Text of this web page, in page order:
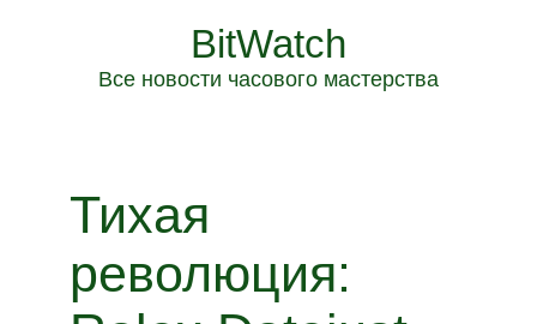
BitWatch
Все новости часового мастерства
Тихая
революция: